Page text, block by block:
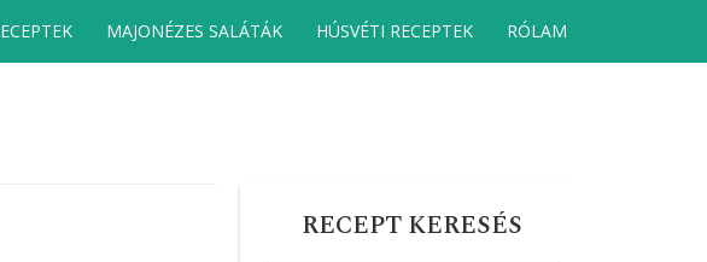
MAJONÉZES SALÁTÁK HÚSVÉTI RECEPTEK RÓLAM
RECEPT KERESÉS